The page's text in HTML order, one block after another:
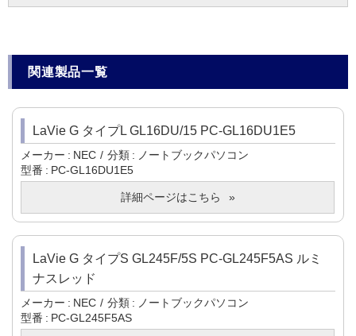
関連製品一覧
LaVie G タイプL GL16DU/15 PC-GL16DU1E5
メーカー NEC 分類
ノートブックパソコン
型番
PC-GL16DU1E5
詳細ページはこちら
LaVie G タイプS GL245F/5S PC-GL245F5AS ルミ
ナスレッド
メーカー NEC 分類
ノートブックパソコン
型番
PC-GL245F5AS